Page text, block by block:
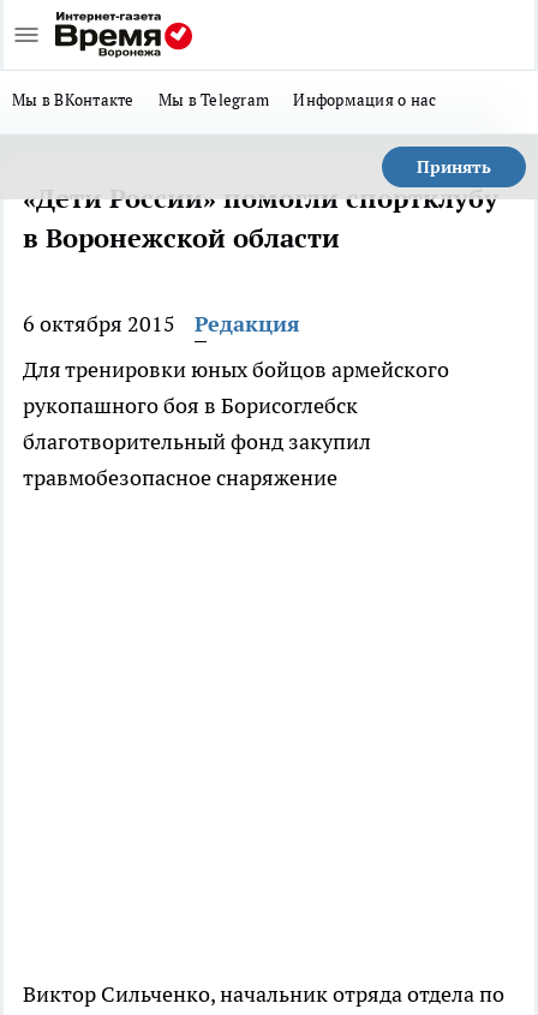
Мы в ВКонтакте Мы в Telegram Информация о нас
Принять
«Дети России» помогли спортклубу
в Воронежской области
6 октября 2015
Редакция
Для тренировки юных бойцов армейского
рукопашного боя в Борисоглебск
благотворительный фонд закупил
травмобезопасное снаряжение
Виктор Сильченко, начальник отряда отдела по